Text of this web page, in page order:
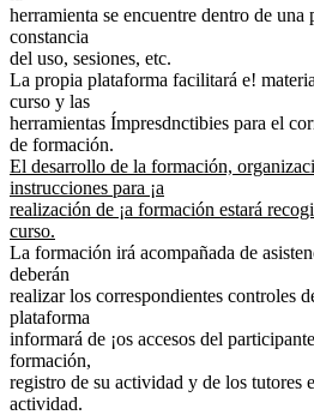
herramienta se encuentre dentro de
constancia
del uso, sesiones, etc.
La propia plataforma facilitará e!
curso y las
herramientas Ímpresdnctibies para el
de formación.
El desarrollo de la formación,
instrucciones para ¡a
realización de ¡a formación estará
curso.
La formación irá acompañada de
deberán
realizar los correspondientes controles
plataforma
informará de ¡os accesos del
formación,
registro de su actividad y de los tutores
actividad.